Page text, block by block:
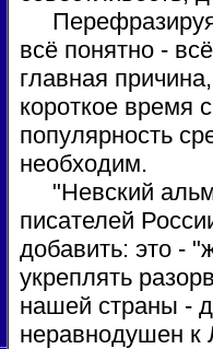
всё понятно -
главная
короткое время
популярность
необходим.
"Невский
писателей
добавить: это -
укреплять
нашей страны -
неравнодушен к